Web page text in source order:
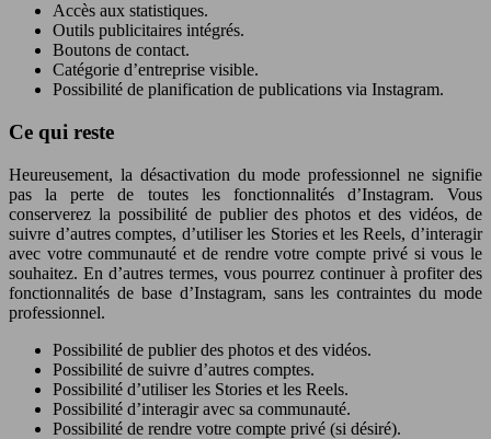
Accès aux statistiques.
Outils publicitaires intégrés.
Boutons de contact.
Catégorie d’entreprise visible.
Possibilité de planification de publications via Instagram.
Ce qui reste
Heureusement, la désactivation du mode professionnel ne signifie
pas la perte de toutes les fonctionnalités d’Instagram. Vous
conserverez la possibilité de publier des photos et des vidéos, de
suivre d’autres comptes, d’utiliser les Stories et les Reels, d’interagir
avec votre communauté et de rendre votre compte privé si vous le
souhaitez. En d’autres termes, vous pourrez continuer à profiter des
fonctionnalités de base d’Instagram, sans les contraintes du mode
professionnel.
Possibilité de publier des photos et des vidéos.
Possibilité de suivre d’autres comptes.
Possibilité d’utiliser les Stories et les Reels.
Possibilité d’interagir avec sa communauté.
Possibilité de rendre votre compte privé (si désiré).